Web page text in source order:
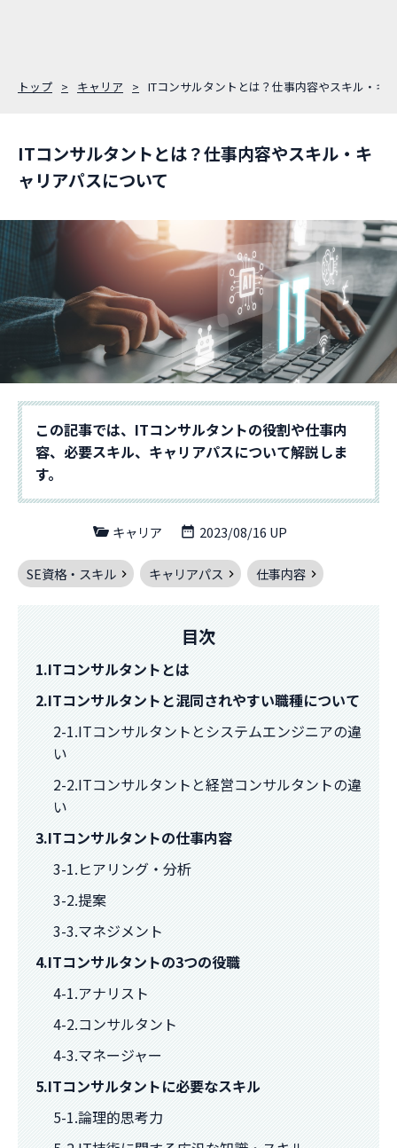
トップ キャリア ITコンサルタントとは？仕事内容やスキル・キ
ITコンサルタントとは？仕事内容やスキル・キ
ャリアパスについて
この記事では、ITコンサルタントの役割や仕事内
容、必要スキル、キャリアパスについて解説しま
す。
キャリア 2023/08/16 UP
SE資格・スキル キャリアパス 仕事内容
目次
1.ITコンサルタントとは
2.ITコンサルタントと混同されやすい職種について
2-1.ITコンサルタントとシステムエンジニアの違
い
2-2.ITコンサルタントと経営コンサルタントの違
い
3.ITコンサルタントの仕事内容
3-1.ヒアリング・分析
3-2.提案
3-3.マネジメント
4.ITコンサルタントの3つの役職
4-1.アナリスト
4-2.コンサルタント
4-3.マネージャー
5.ITコンサルタントに必要なスキル
5-1.論理的思考力